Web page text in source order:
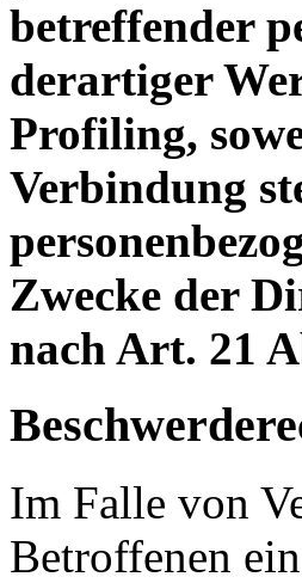
betreffender
derartiger
Profiling,
Verbindung
Zwecke der
nach Art. 21
Im Falle von
Betroffenen